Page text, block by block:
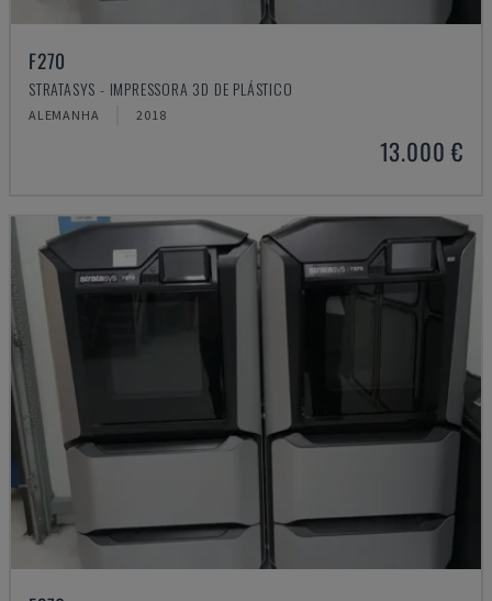
F270
STRATASYS - IMPRESSORA 3D DE PLÁSTICO
ALEMANHA 2018
13.000 €